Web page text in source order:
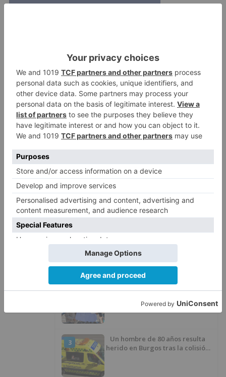
Miguel, quieren que el arte vuelva a estar
presente en las calles de nuestra ciudad.
Además, pretenden apoyar a la hostelería y el
pequeño comercio de nuestra ciudad, que tan
castigado ha estado durante la pandemia.
grano grano
miguel
tribu festival
LO + VISTO
1
Fallece un ciclista en Burgos tras
había caído de la bicicleta
2
Villatoro da el primer paso para
inicio de la senda peatonal y
ciclista
3
Un hombre de 80 años resulta
herido en Burgos tras la colisión